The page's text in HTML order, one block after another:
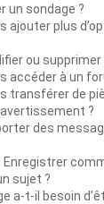
un sondage ?
ajouter plus
ou supprimer
accéder à un
transférer de
?
des
sujet ?
a-t-il besoin